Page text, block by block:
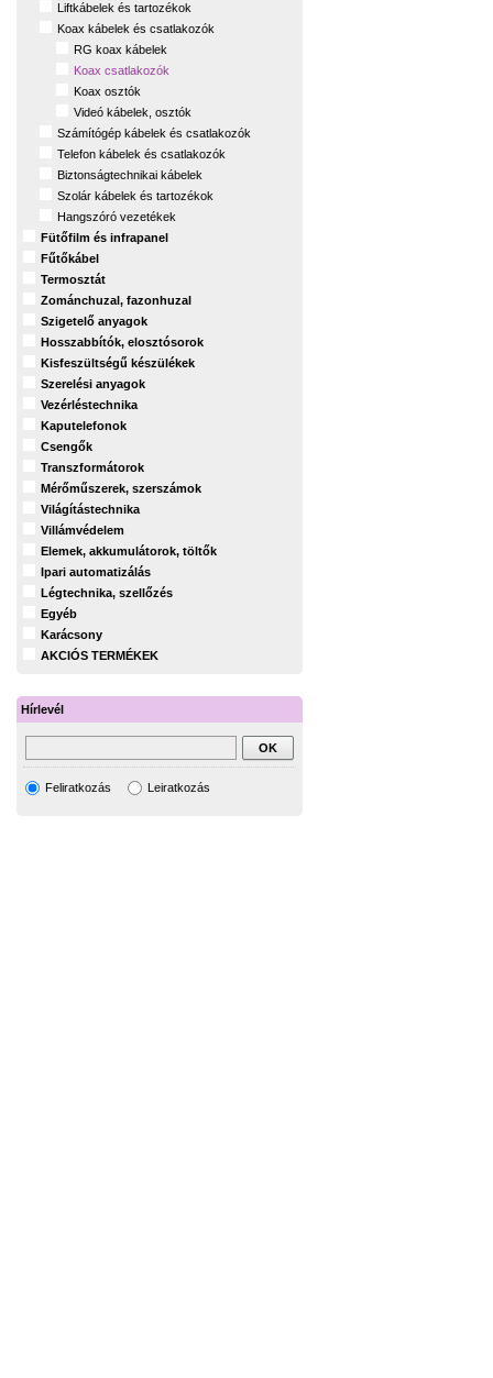
Liftkábelek és tartozékok
Koax kábelek és csatlakozók
RG koax kábelek
Koax csatlakozók
Koax osztók
Videó kábelek, osztók
Számítógép kábelek és csatlakozók
Telefon kábelek és csatlakozók
Biztonságtechnikai kábelek
Szolár kábelek és tartozékok
Hangszóró vezetékek
Fütőfilm és infrapanel
Fűtőkábel
Termosztát
Zománchuzal, fazonhuzal
Szigetelő anyagok
Hosszabbítók, elosztósorok
Kisfeszültségű készülékek
Szerelési anyagok
Vezérléstechnika
Kaputelefonok
Csengők
Transzformátorok
Mérőműszerek, szerszámok
Világítástechnika
Villámvédelem
Elemek, akkumulátorok, töltők
Ipari automatizálás
Légtechnika, szellőzés
Egyéb
Karácsony
AKCIÓS TERMÉKEK
Hírlevél
Feliratkozás Leiratkozás